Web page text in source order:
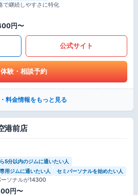
で継続しやすさに特化
円〜
公式サイト
体験・相談予約
料金情報をもっと見る
港前店
5分以内のジムに通いたい人
用ジムに通いたい人
セミパーソナルを始めたい人
ーソナルが14300
円〜